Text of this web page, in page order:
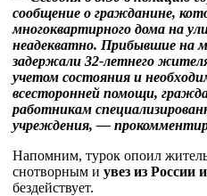
сообщение о гражданине,
многоквартирного дома на
неадекватно. Прибывшие на
задержали 32-летнего
учетом состояния и
всесторонней помощи,
работникам
учреждения, —
Напомним, турок опоил
снотворным и увез из России
бездействует.